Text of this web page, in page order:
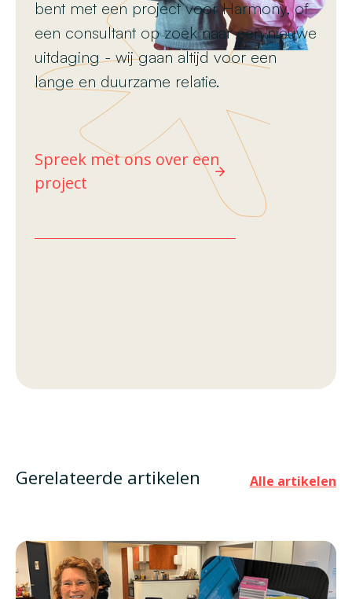
bent met een project voor Harmony, of
een consultant op zoek naar een nieuwe
uitdaging - wij gaan altijd voor een
lange en duurzame relatie.
Spreek met ons over een
project
Gerelateerde artikelen Alle artikelen